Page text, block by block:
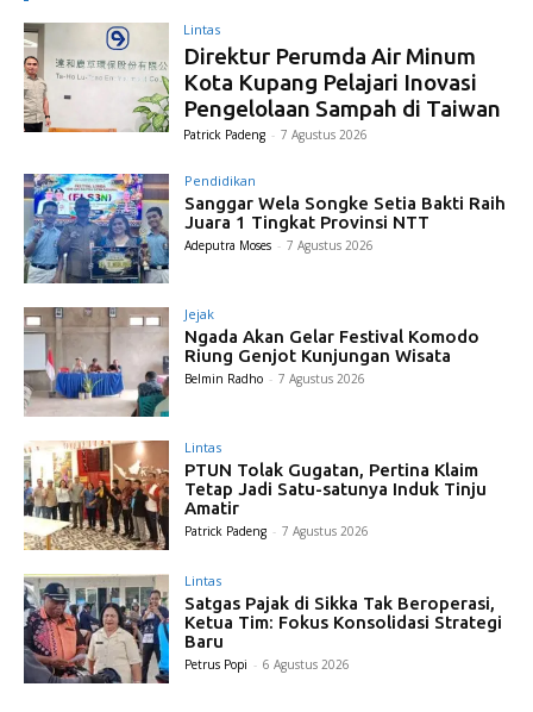
Lintas
Direktur Perumda Air Minum
Kota Kupang Pelajari Inovasi
Pengelolaan Sampah di Taiwan
Patrick Padeng - 7 Agustus 2026
Pendidikan
Sanggar Wela Songke Setia Bakti Raih
Juara 1 Tingkat Provinsi NTT
Adeputra Moses - 7 Agustus 2026
Jejak
Ngada Akan Gelar Festival Komodo
Riung Genjot Kunjungan Wisata
Belmin Radho - 7 Agustus 2026
Lintas
PTUN Tolak Gugatan, Pertina Klaim
Tetap Jadi Satu-satunya Induk Tinju
Amatir
Patrick Padeng - 7 Agustus 2026
Lintas
Satgas Pajak di Sikka Tak Beroperasi,
Ketua Tim: Fokus Konsolidasi Strategi
Baru
Petrus Popi - 6 Agustus 2026